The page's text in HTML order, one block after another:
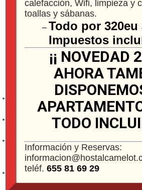
Si piensas permanecer por
en la zona durante largo
nuestra oferta para estancias
duración. Para ello, hemos
nuestras mejores
siguientes características:
Terraza a la calle.
Baño propio, amplio ropero y
Zona de ocio, con sillón,
32″.
Zona de estudio, con mesa y
escritorio.
calefacción, Wifi, limpieza y
toallas y sábanas.
– Todo por 320eu
Impuestos
¡¡ NOVEDAD
AHORA
TODO
Información y Reservas:
teléf. 655 81 69 29